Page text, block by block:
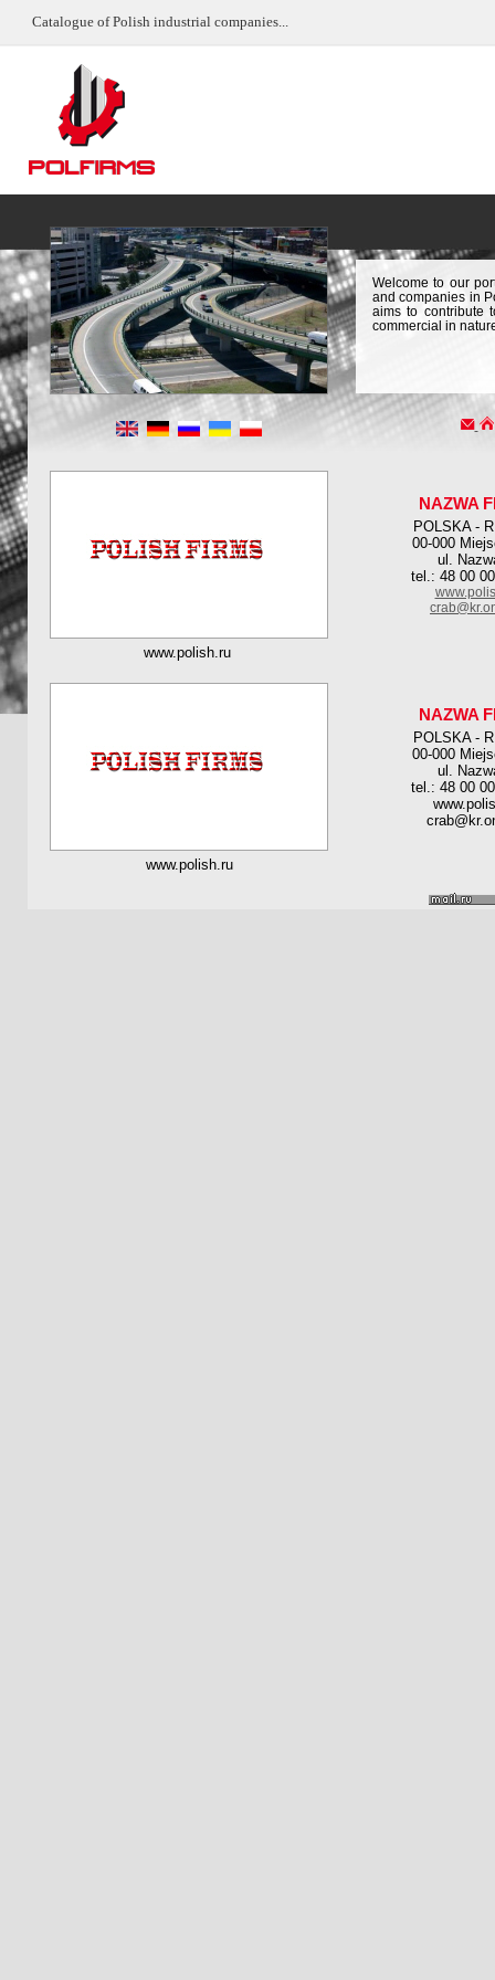
Catalogue of Polish industrial companies...
Welcome to our
and companies in
aims to contribute
commercial in
NAZWA
POLSKA -
00-000
ul.
tel.: 48 00
www.polish.ru
NAZWA
POLSKA -
00-000
ul.
tel.: 48 00
www.polish.ru